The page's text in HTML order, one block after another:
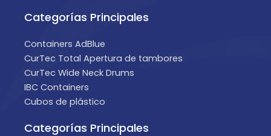
Categorías Principales
Containers AdBlue
CurTec Total Apertura de tambores
CurTec Wide Neck Drums
IBC Containers
Cubos de plástico
Categorías Principales